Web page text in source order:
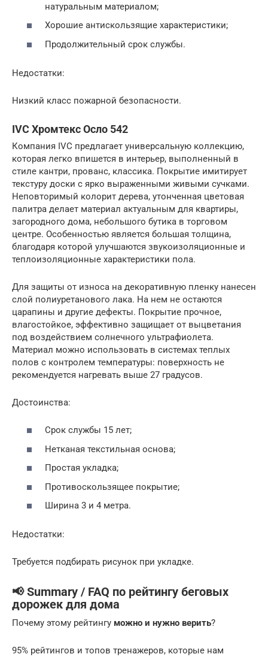
натуральным материалом;
Хорошие антискользящие характеристики;
Продолжительный срок службы.
Недостатки:
Низкий класс пожарной безопасности.
IVC Хромтекс Осло 542
Компания IVC предлагает универсальную коллекцию,
которая легко впишется в интерьер, выполненный в
стиле кантри, прованс, классика. Покрытие имитирует
текстуру доски с ярко выраженными живыми сучками.
Неповторимый колорит дерева, утонченная цветовая
палитра делает материал актуальным для квартиры,
загородного дома, небольшого бутика в торговом
центре. Особенностью является большая толщина,
благодаря которой улучшаются звукоизоляционные и
теплоизоляционные характеристики пола.
Для защиты от износа на декоративную пленку нанесен
слой полиуретанового лака. На нем не остаются
царапины и другие дефекты. Покрытие прочное,
влагостойкое, эффективно защищает от выцветания
под воздействием солнечного ультрафиолета.
Материал можно использовать в системах теплых
полов с контролем температуры: поверхность не
рекомендуется нагревать выше 27 градусов.
Достоинства:
Срок службы 15 лет;
Нетканая текстильная основа;
Простая укладка;
Противоскользящее покрытие;
Ширина 3 и 4 метра.
Недостатки:
Требуется подбирать рисунок при укладке.
📢 Summary / FAQ по рейтингу беговых
дорожек для дома
Почему этому рейтингу можно и нужно верить?
95% рейтингов и топов тренажеров, которые нам